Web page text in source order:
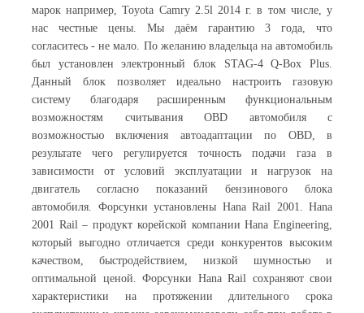
марок например, Toyota Camry 2.5l 2014 г. в том числе, у
нас честные цены. Мы даём гарантию 3 года, что
согласитесь - не мало. По желанию владельца на автомобиль
был установлен электронный блок STAG-4 Q-Box Plus.
Данный блок позволяет идеально настроить газовую
систему благодаря расширенным функциональным
возможностям считывания OBD автомобиля с
возможностью включения автоадаптации по OBD, в
результате чего регулируется точность подачи газа в
зависимости от условий эксплуатации и нагрузок на
двигатель согласно показаний бензинового блока
автомобиля. Форсунки установлены Hana Rail 2001. Hana
2001 Rail – продукт корейской компании Hana Engineering,
который выгодно отличается среди конкурентов высоким
качеством, быстродействием, низкой шумностью и
оптимальной ценой. Форсунки Hana Rail сохраняют свои
характеристики на протяжении длительного срока